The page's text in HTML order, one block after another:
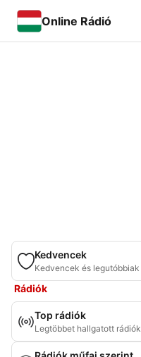
Online Rádió
Kedvencek
Kedvencek és legutóbbiak
Rádiók
Top rádiók
Legtöbbet hallgatott rádiók